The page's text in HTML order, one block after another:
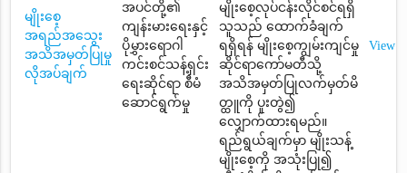
မျိုးစေ့
အရည်အသွေး
အသိအမှတ်ပြုမှု
လိုအပ်ချက်
အပင်တို့၏
ကျန်းမားရေးနှင့်
ပိုမွှားရောဂါ
ကင်းစင်သန့်ရှင်း
ရေးဆိုင်ရာ စီမံ
ဆောင်ရွက်မှု
မျိုးစေ့လုပ်ငန်းလိုင်စင်ရရှိ
သူသည် ထောက်ခံချက်
ရရှိရန် မျိုးစေ့ကျွမ်းကျင်မှု
ဆိုင်ရာကော်မတီသို့
အသိအမှတ်ပြုလက်မှတ်မိ
တ္ထူကို ပူးတွဲ၍
လျှောက်ထားရမည်။
ရည်ရွယ်ချက်မှာ မျိုးသန့်
မျိုးစေ့ကို အသုံးပြု၍
View